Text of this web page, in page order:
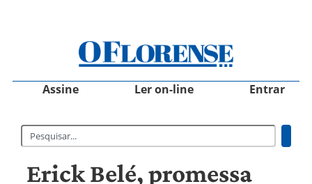
Assine Ler on-line Entrar
Erick Belé, promessa